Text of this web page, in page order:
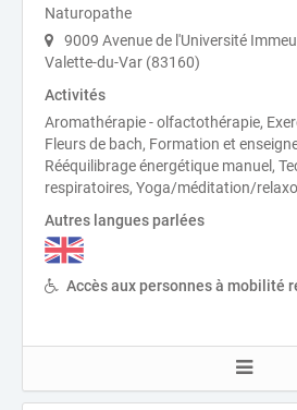
Naturopathe
9009 Avenue de l'Université
Valette-du-Var (83160)
Activités
Aromathérapie - olfactothérapie,
Fleurs de bach, Formation et
Rééquilibrage énergétique manuel,
respiratoires, Yoga/méditation/
Autres langues parlées
Accès aux personnes à mobilité